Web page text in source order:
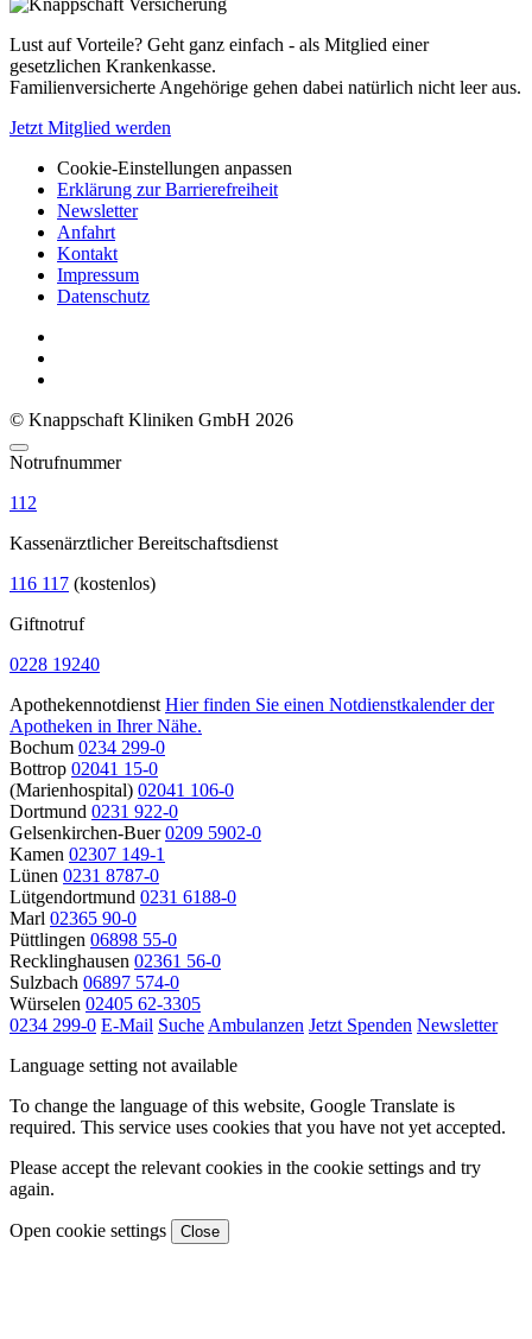
Lust auf Vorteile? Geht ganz einfach - als Mitglied einer
gesetzlichen Krankenkasse.
Familienversicherte Angehörige gehen dabei natürlich nicht leer aus.
Jetzt Mitglied werden
Cookie-Einstellungen anpassen
Erklärung zur Barrierefreiheit
Newsletter
Anfahrt
Kontakt
Impressum
Datenschutz
© Knappschaft Kliniken GmbH 2026
Notrufnummer
112
Kassenärztlicher Bereitschaftsdienst
116 117 (kostenlos)
Giftnotruf
0228 19240
Apothekennotdienst Hier finden Sie einen Notdienstkalender der
Apotheken in Ihrer Nähe.
Bochum 0234 299-0
Bottrop 02041 15-0
(Marienhospital) 02041 106-0
Dortmund 0231 922-0
Gelsenkirchen-Buer 0209 5902-0
Kamen 02307 149-1
Lünen 0231 8787-0
Lütgendortmund 0231 6188-0
Marl 02365 90-0
Püttlingen 06898 55-0
Recklinghausen 02361 56-0
Sulzbach 06897 574-0
Würselen 02405 62-3305
0234 299-0 E-Mail Suche Ambulanzen Jetzt Spenden Newsletter
Language setting not available
To change the language of this website, Google Translate is
required. This service uses cookies that you have not yet accepted.
Please accept the relevant cookies in the cookie settings and try
again.
Open cookie settings Close